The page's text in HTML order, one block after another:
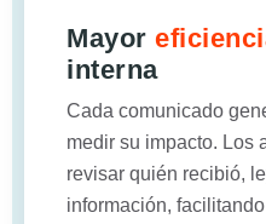
Mayor
interna
Cada comunicado
medir su impacto. Los
revisar quién recibió,
información,